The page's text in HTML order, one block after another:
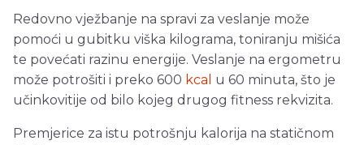
Redovno vježbanje na spravi za veslanje može
pomoći u gubitku viška kilograma, toniranju mišića
te povećati razinu energije. Veslanje na ergometru
može potrošiti i preko 600 kcal u 60 minuta, što je
učinkovitije od bilo kojeg drugog fitness rekvizita.
Premjerice za istu potrošnju kalorija na statičnom